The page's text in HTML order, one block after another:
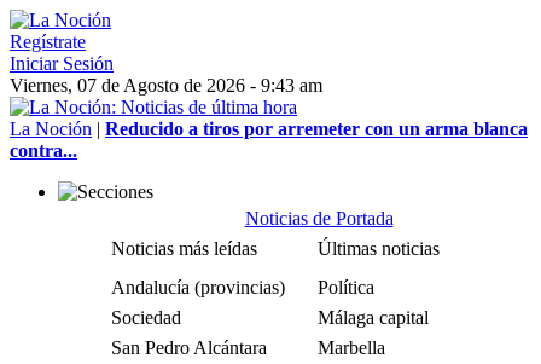
Regístrate
Iniciar Sesión
Viernes, 07 de Agosto de 2026 - 9:43 am
La Noción | Reducido a tiros por arremeter con un arma blanca
contra...
Noticias de Portada
Noticias más leídas
Últimas noticias
Andalucía (provincias)
Política
Sociedad
Málaga capital
San Pedro Alcántara
Marbella